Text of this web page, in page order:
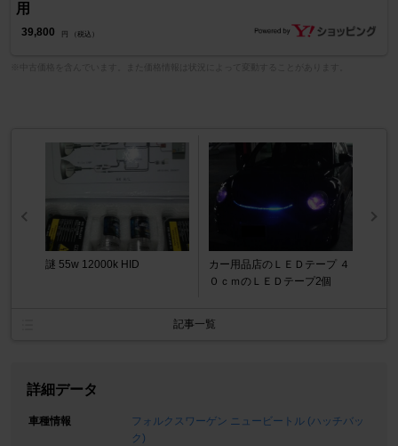
用
39,800 円 （税込）
謎 55w 12000k HID
カー用品店のＬＥＤテープ ４
０ｃｍのＬＥＤテープ2個
記事一覧
詳細データ
車種情報
フォルクスワーゲン ニュービートル (ハッチバッ
ク)